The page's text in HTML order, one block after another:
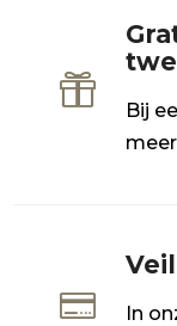

Bij

In